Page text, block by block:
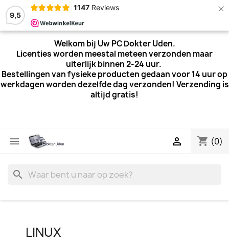
9,5
1147 Reviews ×
Welkom bij Uw PC Dokter Uden.
Licenties worden meestal meteen verzonden maar
uiterlijkbinnen 2-24 uur.
Bestellingen van fysieke producten gedaan voor 14 uur op
werkdagen worden dezelfde dag verzonden! Verzending is
altijd gratis!
 shopping_cart (0)

search
LINUX